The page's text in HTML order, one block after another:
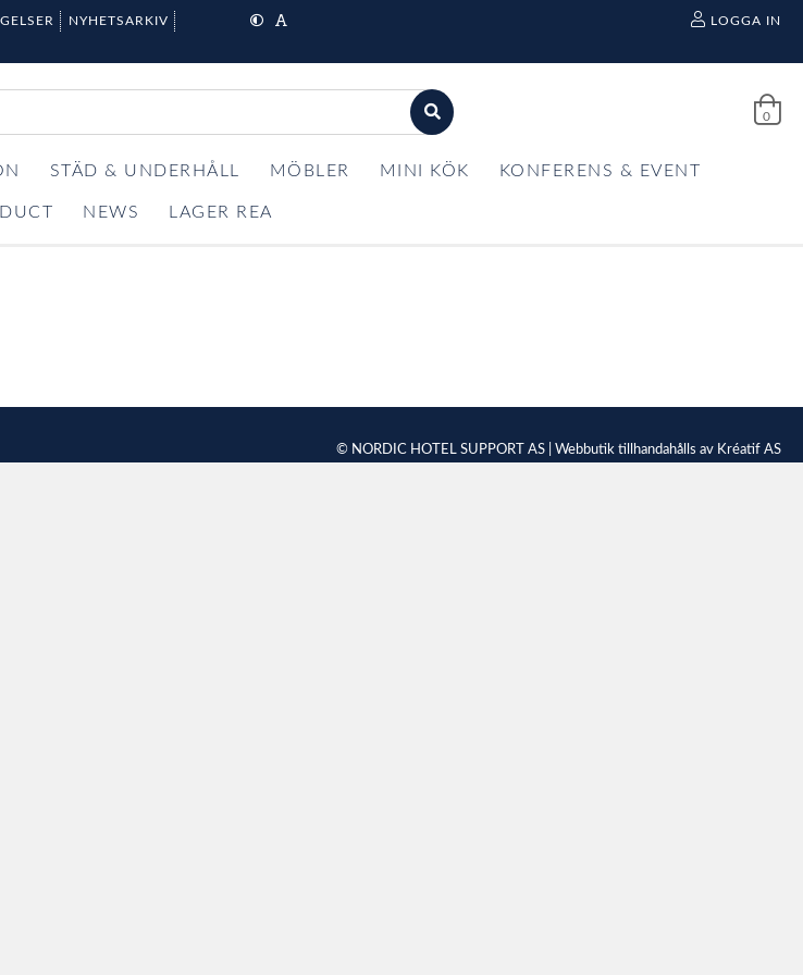
NYHETSARKIV
LOGGA IN
0
STÄD & UNDERHÅLL MÖBLER MINI KÖK KONFERENS & EVENT
NEWS LAGER REA
© NORDIC HOTEL SUPPORT AS | Webbutik tillhandahålls av Kréatif AS